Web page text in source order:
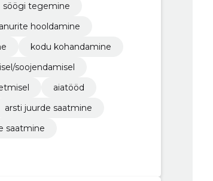
söögi tegemine
hooldamine
kodu kohandamine
soojendamisel
aiatööd
arsti juurde saatmine
saatmine